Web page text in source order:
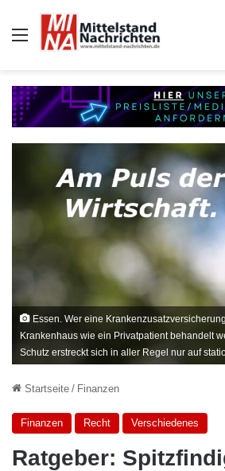
Auswahl
Essen. Wer eine
Krankenhaus wie ein Privatpatient behandelt
Schutz erstreckt sich in aller Regel nur auf
Startseite / Finanzen
Finanzen Recht Verschiedenes
Ratgeber: